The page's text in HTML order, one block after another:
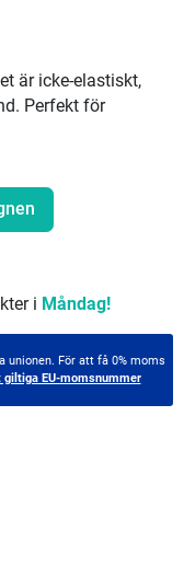
är icke-elastiskt,
Perfekt för
i Måndag!
unionen. För att få 0% moms
giltiga EU-momsnummer